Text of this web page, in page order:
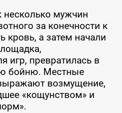
несколько мужчин
за конечности к
кровь, а затем начали
игр, превратилась в
бойню. Местные
возмущение,
«кощунством» и